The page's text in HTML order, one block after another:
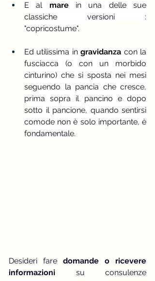
E al mare in una delle sue
classiche versioni :
"copricostume".
Ed utilissima in gravidanza con la
fusciacca (o con un morbido
cinturino) che si sposta nei mesi
seguendo la pancia che cresce,
prima sopra il pancino e dopo
sotto il pancione, quando sentirsi
comode non è solo importante, è
fondamentale.
Desideri fare domande o ricevere
informazioni su consulenze